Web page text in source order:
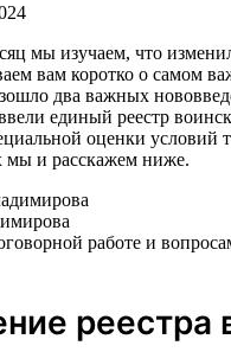
мы изучаем, что
вам коротко о самом
два важных
единый реестр
оценки условий
мы и расскажем ниже.
работе и
реестра